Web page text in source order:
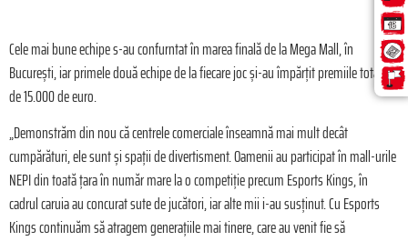
Cele mai bune echipe s-au confurntat în marea finală de la Mega Mall, în
București, iar primele două echipe de la fiecare joc și-au împărțit premiile totale
de 15.000 de euro.
„Demonstrăm din nou că centrele comerciale înseamnă mai mult decât
cumpărături, ele sunt și spații de divertisment. Oamenii au participat în mall-urile
NEPI din toată țara în număr mare la o competiție precum Esports Kings, în
cadrul caruia au concurat sute de jucători, iar alte mii i-au susținut. Cu Esports
Kings continuăm să atragem generațiile mai tinere, care au venit fie să